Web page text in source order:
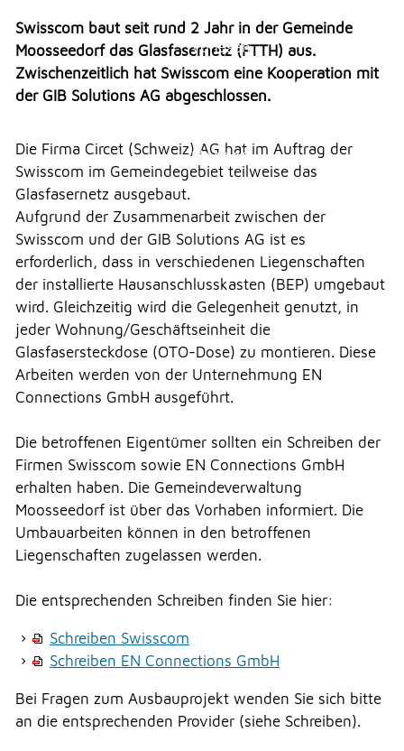
Vorlesen
Vorlesen starten
Stoppen
Überbauung Moosbühl
Kultur
Soziales
THEMEN & VERWALTUNG
UMWELT
FREIZEIT
GEWERBE
NOTFALL
TELEFON
DRUCKEN
LOGIN
Swisscom baut seit rund 2 Jahr in der Gemeinde
Moosseedorf das Glasfasernetz (FTTH) aus.
Zwischenzeitlich hat Swisscom eine Kooperation mit
der GIB Solutions AG abgeschlossen.
Die Firma Circet (Schweiz) AG hat im Auftrag der
Swisscom im Gemeindegebiet teilweise das
Glasfasernetz ausgebaut.
Aufgrund der Zusammenarbeit zwischen der
Swisscom und der GIB Solutions AG ist es
erforderlich, dass in verschiedenen Liegenschaften
der installierte Hausanschlusskasten (BEP) umgebaut
wird. Gleichzeitig wird die Gelegenheit genutzt, in
jeder Wohnung/Geschäftseinheit die
Glasfasersteckdose (OTO-Dose) zu montieren. Diese
Arbeiten werden von der Unternehmung EN
Connections GmbH ausgeführt.
Die betroffenen Eigentümer sollten ein Schreiben der
Firmen Swisscom sowie EN Connections GmbH
erhalten haben. Die Gemeindeverwaltung
Moosseedorf ist über das Vorhaben informiert. Die
Umbauarbeiten können in den betroffenen
Liegenschaften zugelassen werden.
Die entsprechenden Schreiben finden Sie hier:
Schreiben Swisscom
Schreiben EN Connections GmbH
Bei Fragen zum Ausbauprojekt wenden Sie sich bitte
an die entsprechenden Provider (siehe Schreiben).